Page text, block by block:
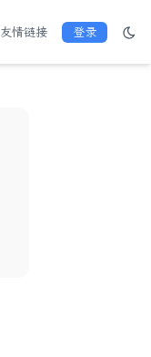
友情链接 登录